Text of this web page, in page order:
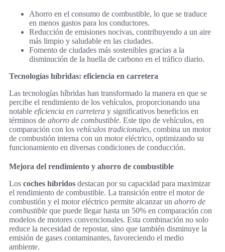
Ahorro en el consumo de combustible, lo que se traduce
en menos gastos para los conductores.
Reducción de emisiones nocivas, contribuyendo a un aire
más limpio y saludable en las ciudades.
Fomento de ciudades más sostenibles gracias a la
disminución de la huella de carbono en el tráfico diario.
Tecnologías híbridas: eficiencia en carretera
Las tecnologías híbridas han transformado la manera en que se
percibe el rendimiento de los vehículos, proporcionando una
notable eficiencia en carretera y significativos beneficios en
términos de ahorro de combustible. Este tipo de vehículos, en
comparación con los vehículos tradicionales, combina un motor
de combustión interna con un motor eléctrico, optimizando su
funcionamiento en diversas condiciones de conducción.
Mejora del rendimiento y ahorro de combustible
Los coches híbridos destacan por su capacidad para maximizar
el rendimiento de combustible. La transición entre el motor de
combustión y el motor eléctrico permite alcanzar un ahorro de
combustible que puede llegar hasta un 50% en comparación con
modelos de motores convencionales. Esta combinación no solo
reduce la necesidad de repostar, sino que también disminuye la
emisión de gases contaminantes, favoreciendo el medio
ambiente.